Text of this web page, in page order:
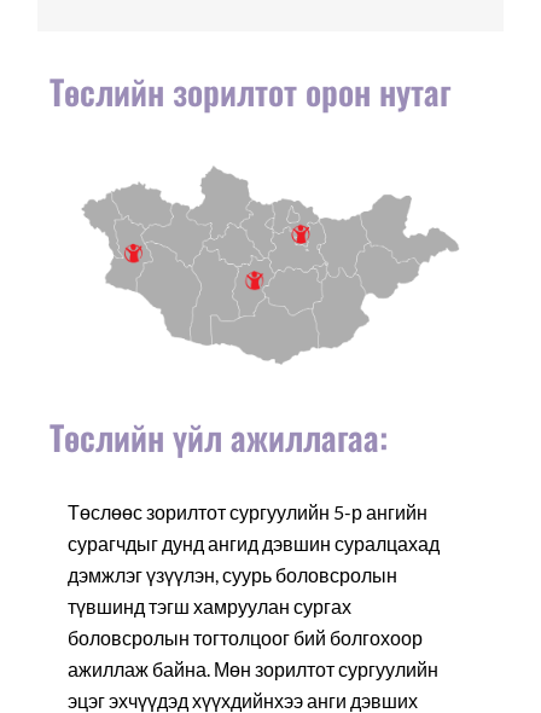
Төслийн зорилтот орон нутаг
Төслийн үйл ажиллагаа:
Төслөөс зорилтот сургуулийн 5-р ангийн
сурагчдыг дунд ангид дэвшин суралцахад
дэмжлэг үзүүлэн, суурь боловсролын
түвшинд тэгш хамруулан сургах
боловсролын тогтолцоог бий болгохоор
ажиллаж байна. Мөн зорилтот сургуулийн
эцэг эхчүүдэд хүүхдийнхээ анги дэвших